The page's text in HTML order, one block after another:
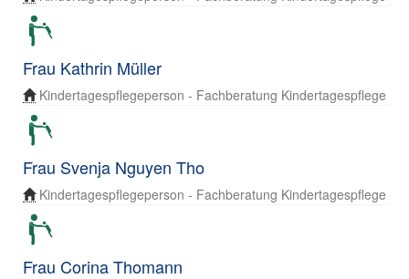
Frau Kathrin Müller
Kindertagespflegeperson - Fachberatung Kindertagespflege
Frau Svenja Nguyen Tho
Kindertagespflegeperson - Fachberatung Kindertagespflege
Frau Corina Thomann